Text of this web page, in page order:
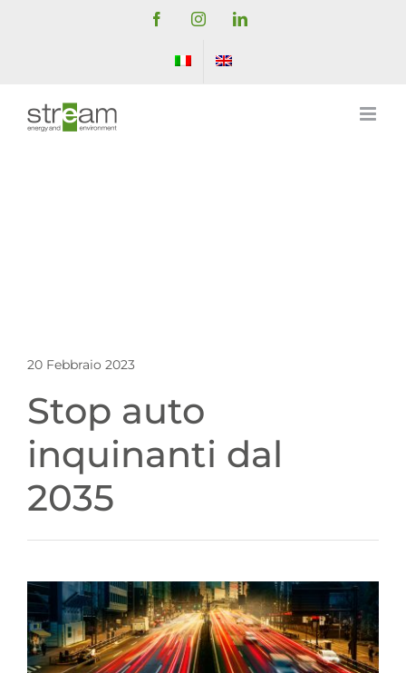
FacebookInstagramLinkedIn
20 Febbraio 2023
Stop auto
inquinanti dal
2035